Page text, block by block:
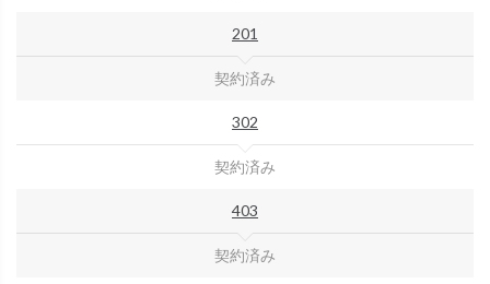
201
契約済み
302
契約済み
403
契約済み